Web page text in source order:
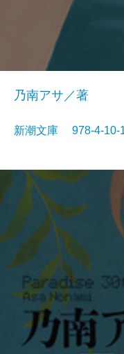
乃南アサ／著
新潮文庫 978-4-